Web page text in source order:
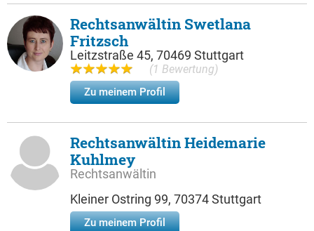
Rechtsanwältin Swetlana
Fritzsch
Leitzstraße 45, 70469 Stuttgart
(1 Bewertung)
Zu meinem Profil
Rechtsanwältin Heidemarie
Kuhlmey
Rechtsanwältin
Kleiner Ostring 99, 70374 Stuttgart
Zu meinem Profil